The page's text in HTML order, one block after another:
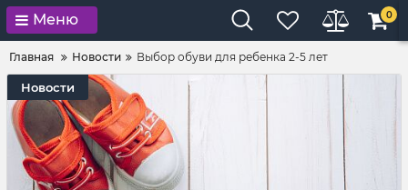
Меню 0
Главная Новости Выбор обуви для ребенка 2-5 лет
Новости